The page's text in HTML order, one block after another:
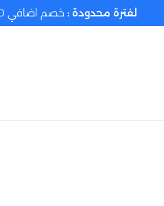
لفترة محدودة : خصم اضافي 10% علي اول اوردر ليك بكوبون